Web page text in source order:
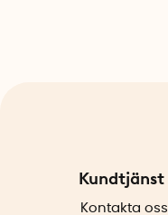
Kundtjänst
Kontakta oss